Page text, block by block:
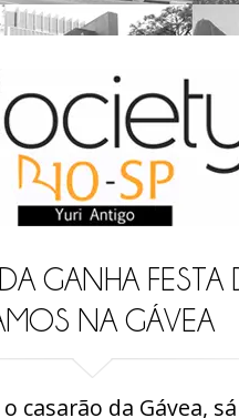
GANHA FESTA
NA GÁVEA
casarão da Gávea,